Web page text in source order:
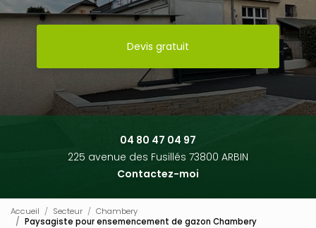
Devis gratuit
04 80 47 04 97
225 avenue des Fusillés 73800 ARBIN
Contactez-moi
Accueil Secteur
Chambery
Paysagiste pour ensemencement de gazon Chambery